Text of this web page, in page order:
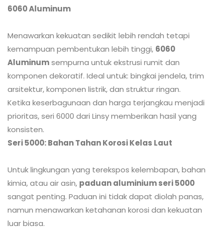
6060 Aluminum
Menawarkan kekuatan sedikit lebih rendah tetapi
kemampuan pembentukan lebih tinggi, 6060
Aluminumsempurna untuk ekstrusi rumit dan
komponen dekoratif. Ideal untuk: bingkai jendela, trim
arsitektur, komponen listrik, dan struktur ringan.
Ketika keserbagunaan dan harga terjangkau menjadi
prioritas, seri 6000 dari Linsy memberikan hasil yang
konsisten.
Seri 5000: Bahan Tahan Korosi Kelas Laut
Untuk lingkungan yang terekspos kelembapan, bahan
kimia, atau air asin, paduan aluminium seri 5000
sangat penting. Paduan ini tidak dapat diolah panas,
namun menawarkan ketahanan korosi dan kekuatan
luar biasa.